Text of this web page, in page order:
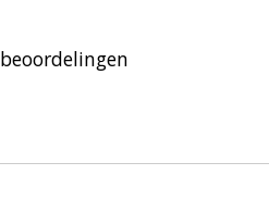
beoordelingen